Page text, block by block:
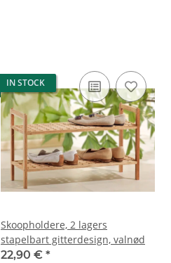
IN STOCK
Skoopholdere, 2 lagers
stapelbart gitterdesign, valnød
22,90 € *